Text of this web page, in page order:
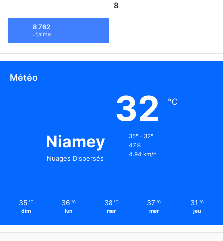
8
8 762
J\'aime
Météo
Niamey
Nuages Dispersés
32 ℃
35º - 32º
47%
4.94 km/h
35 ℃
dim
36 ℃
lun
38 ℃
mar
37 ℃
mer
31 ℃
jeu